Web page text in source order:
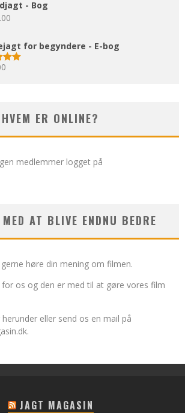
- Bog
for begyndere - E-bog
HVEM ER ONLINE?
medlemmer logget på
AT BLIVE ENDNU BEDRE
høre din mening om filmen.
for os og den er med til at gøre vores film
eller send os en mail på
.
JAGT MAGASIN